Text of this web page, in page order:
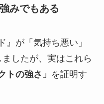
みでもある
』が「気持ち悪い」
したが、実はこれら
トの強さ」 を証明す